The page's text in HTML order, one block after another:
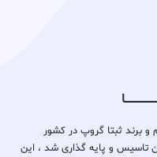
در سال 1381 تحت نام و برند ثبتا گروپ در کشور
تاسیس و پایه گذاری شد ، این